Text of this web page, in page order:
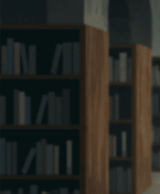
Internacional
Cultura